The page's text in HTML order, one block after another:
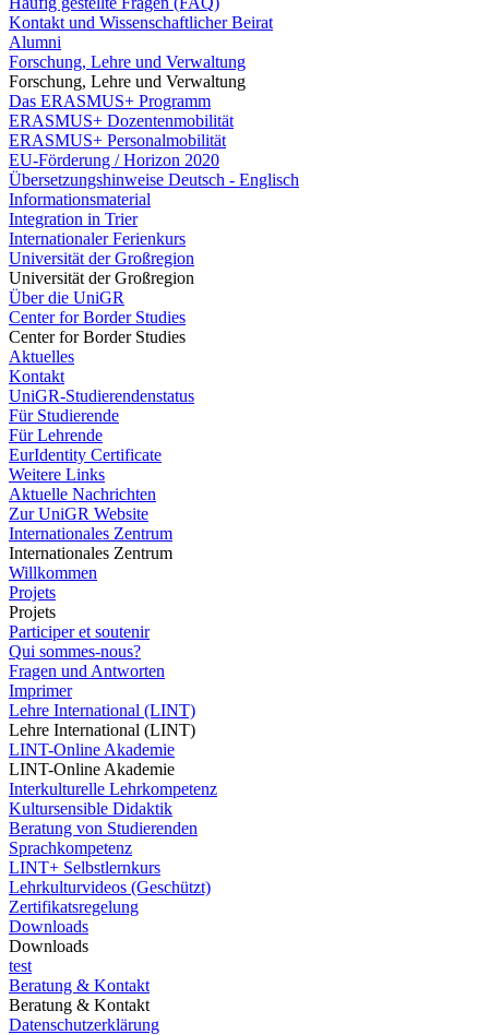
Kontakt und Wissenschaftlicher Beirat
Alumni
Forschung, Lehre und Verwaltung
Forschung, Lehre und Verwaltung
Das ERASMUS+ Programm
ERASMUS+ Dozentenmobilität
ERASMUS+ Personalmobilität
EU-Förderung / Horizon 2020
Übersetzungshinweise Deutsch - Englisch
Informationsmaterial
Integration in Trier
Internationaler Ferienkurs
Universität der Großregion
Universität der Großregion
Über die UniGR
Center for Border Studies
Center for Border Studies
Aktuelles
Kontakt
UniGR-Studierendenstatus
Für Studierende
Für Lehrende
EurIdentity Certificate
Weitere Links
Aktuelle Nachrichten
Zur UniGR Website
Internationales Zentrum
Internationales Zentrum
Willkommen
Projets
Projets
Participer et soutenir
Qui sommes-nous?
Fragen und Antworten
Imprimer
Lehre International (LINT)
Lehre International (LINT)
LINT-Online Akademie
LINT-Online Akademie
Interkulturelle Lehrkompetenz
Kultursensible Didaktik
Beratung von Studierenden
Sprachkompetenz
LINT+ Selbstlernkurs
Lehrkulturvideos (Geschützt)
Zertifikatsregelung
Downloads
Downloads
test
Beratung & Kontakt
Beratung & Kontakt
Datenschutzerklärung